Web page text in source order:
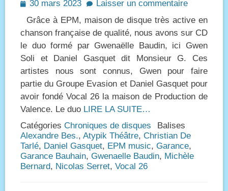
Posted
30 mars 2023
Laisser un commentaire
Grâce à EPM, maison de disque très active en
chanson française de qualité, nous avons sur CD
le duo formé par Gwenaëlle Baudin, ici Gwen
Soli et Daniel Gasquet dit Monsieur G. Ces
artistes nous sont connus, Gwen pour faire
partie du Groupe Evasion et Daniel Gasquet pour
avoir fondé Vocal 26 la maison de Production de
Valence. Le duo LIRE LA SUITE…
Catégories Chroniques de disques
Balises
Alexandre Bes., Atypik Théâtre, Christian De
Tarlé, Daniel Gasquet, EPM music, Garance,
Garance Bauhain, Gwenaelle Baudin, Michèle
Bernard, Nicolas Serret, Vocal 26